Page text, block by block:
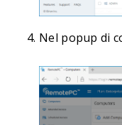
Nel popup di